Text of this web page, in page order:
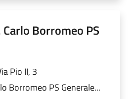
Carlo Borromeo PS
Pio II, 3
Borromeo PS Generale...